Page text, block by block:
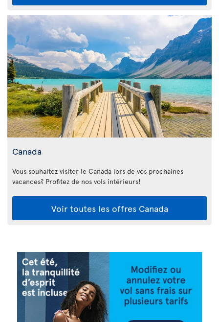
Canada
Vous souhaitez visiter le Canada lors de vos prochaines
vacances? Profitez de nos vols intérieurs!
Voir toutes les offres Canada